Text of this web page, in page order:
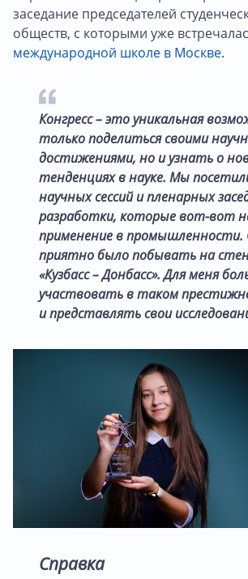
заседание председателей
обществ, с которыми уже
международной школе в Москве.
Конгресс – это уникальная
только поделиться своими
достижениями, но и узнать о
тенденциях в науке. Мы
научных сессий и пленарных
разработки, которые вот-вот
применение в промышленности.
приятно было побывать на
«Кузбасс – Донбасс». Для меня
участвовать в таком
и представлять свои
Справка